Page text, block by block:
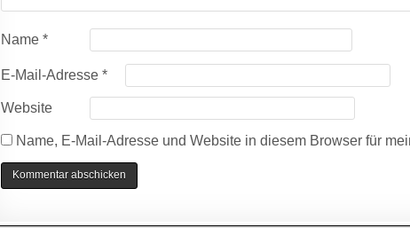
Name*
E-Mail-Adresse*
Website
Name, E-Mail-Adresse und Website in diesem Browser für